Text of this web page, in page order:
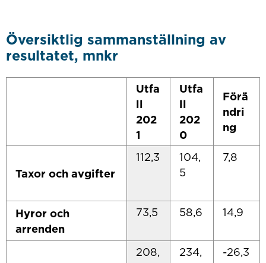
Översiktlig sammanställning av
resultatet, mnkr
Utfa
ll
202
1
Utfa
ll
202
0
Förä
ndri
ng
Taxor och avgifter
112,3
104,
5
7,8
Hyror och
arrenden
73,5 58,6 14,9
208,
234,
-26,3